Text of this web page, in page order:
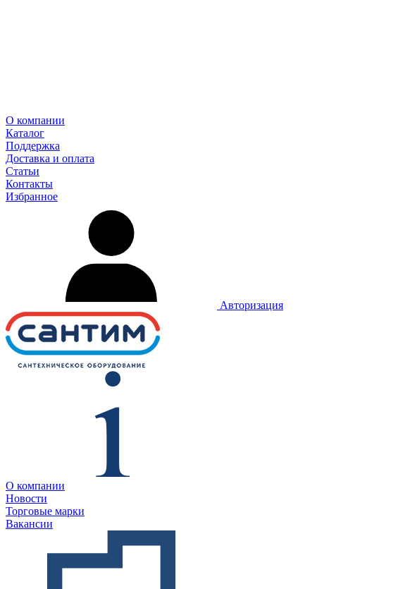
О компании
Каталог
Поддержка
Доставка и оплата
Статьи
Контакты
Избранное
Авторизация
О компании
Новости
Торговые марки
Вакансии